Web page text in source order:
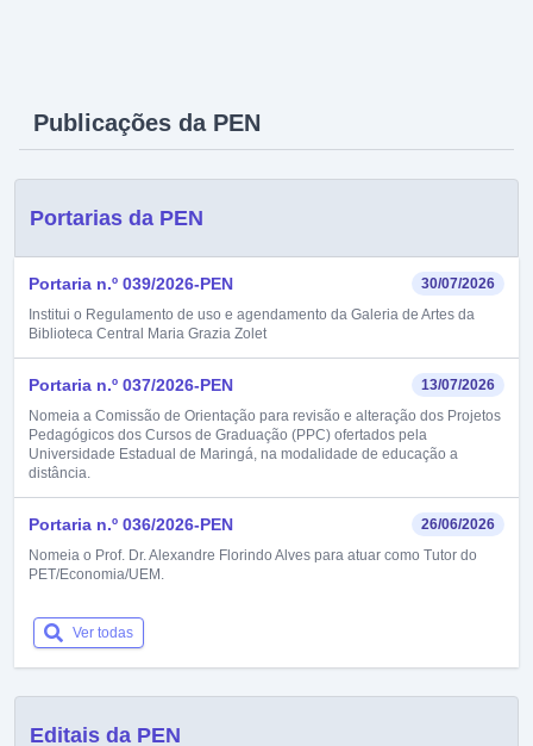
Publicações da PEN
Portarias da PEN
Portaria n.º 039/2026-PEN
30/07/2026
Institui o Regulamento de uso e agendamento da Galeria de Artes da
Biblioteca Central Maria Grazia Zolet
Portaria n.º 037/2026-PEN
13/07/2026
Nomeia a Comissão de Orientação para revisão e alteração dos Projetos
Pedagógicos dos Cursos de Graduação (PPC) ofertados pela
Universidade Estadual de Maringá, na modalidade de educação a
distância.
Portaria n.º 036/2026-PEN
26/06/2026
Nomeia o Prof. Dr. Alexandre Florindo Alves para atuar como Tutor do
PET/Economia/UEM.
Ver todas
Editais da PEN